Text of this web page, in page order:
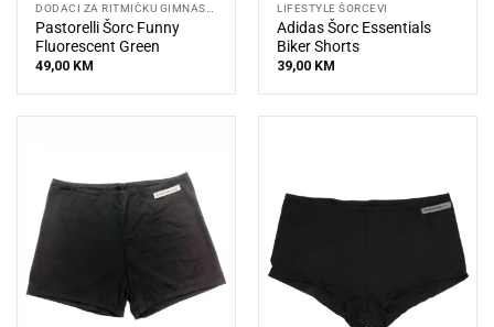
Pastorelli Šorc Funny
Fluorescent Green
49,00 KM
LIFESTYLE ŠORCEVI
Adidas Šorc Essentials
Biker Shorts
39,00 KM